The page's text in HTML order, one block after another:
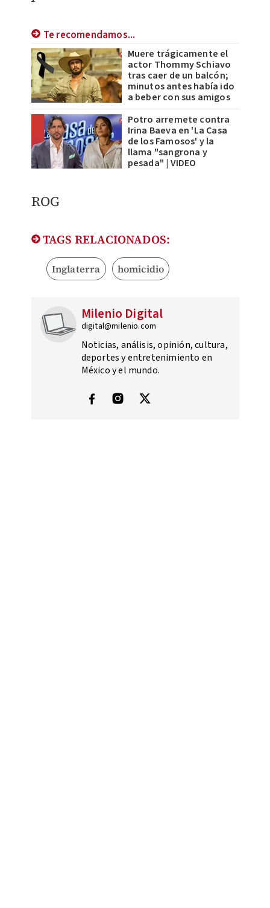
Te recomendamos...
Muere trágicamente el
actor Thommy Schiavo
tras caer de un balcón;
minutos antes había ido
a beber con sus amigos
Potro arremete contra
Irina Baeva en 'La Casa
de los Famosos' y la
llama "sangrona y
pesada" | VIDEO
ROG
TAGS RELACIONADOS:
Inglaterra homicidio
Milenio Digital
digital@milenio.com
Noticias, análisis, opinión, cultura,
deportes y entretenimiento en
México y el mundo.